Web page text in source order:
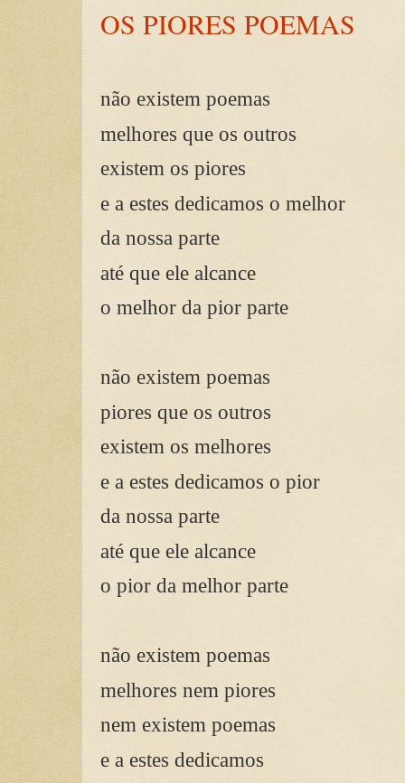
OS PIORES POEMAS
não existem poemas
melhores que os outros
existem os piores
e a estes dedicamos o melhor
da nossa parte
até que ele alcance
o melhor da pior parte
não existem poemas
piores que os outros
existem os melhores
e a estes dedicamos o pior
da nossa parte
até que ele alcance
o pior da melhor parte
não existem poemas
melhores nem piores
nem existem poemas
e a estes dedicamos